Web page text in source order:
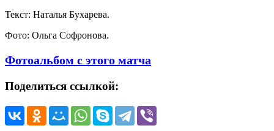
Текст: Наталья Бухарева.
Фото: Ольга Софронова.
Фотоальбом с этого матча
Поделиться ссылкой: